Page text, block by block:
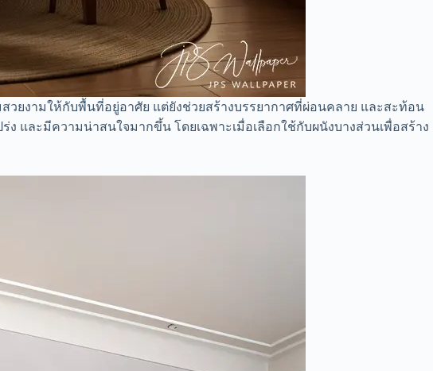
มสวยงามให้กับพื้นที่อยู่อาศัย แต่ยังช่วยสร้างบรรยากาศที่ผ่อนคลาย และสะท้อน
และมีความน่าสนใจมากขึ้น โดยเฉพาะเมื่อเลือกใช้กับผนังบางส่วนเพื่อสร้าง